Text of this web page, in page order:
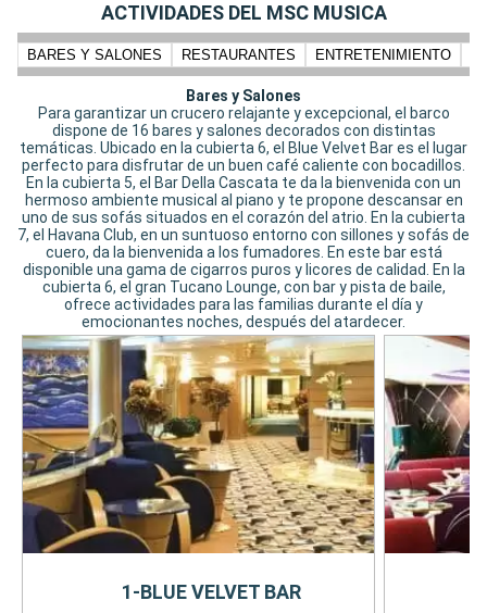
ACTIVIDADES DEL MSC MUSICA
BARES Y SALONES RESTAURANTES ENTRETENIMIENTO
Bares y Salones
Para garantizar un crucero relajante y excepcional, el barco
dispone de 16 bares y salones decorados con distintas
temáticas. Ubicado en la cubierta 6, el Blue Velvet Bar es el lugar
perfecto para disfrutar de un buen café caliente con bocadillos.
En la cubierta 5, el Bar Della Cascata te da la bienvenida con un
hermoso ambiente musical al piano y te propone descansar en
uno de sus sofás situados en el corazón del atrio. En la cubierta
7, el Havana Club, en un suntuoso entorno con sillones y sofás de
cuero, da la bienvenida a los fumadores. En este bar está
disponible una gama de cigarros puros y licores de calidad. En la
cubierta 6, el gran Tucano Lounge, con bar y pista de baile,
ofrece actividades para las familias durante el día y
emocionantes noches, después del atardecer.
1-BLUE VELVET BAR